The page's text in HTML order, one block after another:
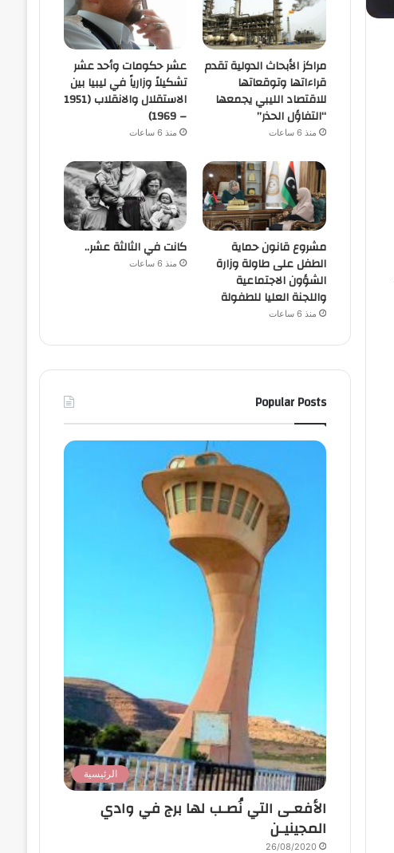
مراكز الأبحاث الدولية تقدم
قراءاتها وتوقعاتها
للاقتصاد الليبي يجمعها
“التفاؤل الحذر”
منذ 6 ساعات
عشر حكومات وأحد عشر
تشكيلاً وزارياً في ليبيا بين
الاستقلال والانقلاب (1951
– 1969)
منذ 6 ساعات
مشروع قانون حماية
الطفل على طاولة وزارة
الشؤون الاجتماعية
واللجنة العليا للطفولة
منذ 6 ساعات
كانت في الثالثة عشر..
منذ 6 ساعات
Popular Posts
الرئيسية
الأفعـى التي نُصـب لها برج في وادي
المجينيـن
26/08/2020